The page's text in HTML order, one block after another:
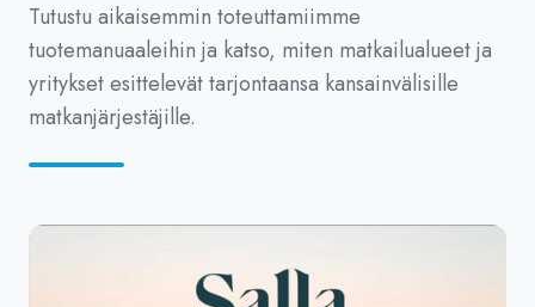
Tutustu aikaisemmin toteuttamiimme
tuotemanuaaleihin ja katso, miten matkailualueet ja
yritykset esittelevät tarjontaansa kansainvälisille
matkanjärjestäjille.